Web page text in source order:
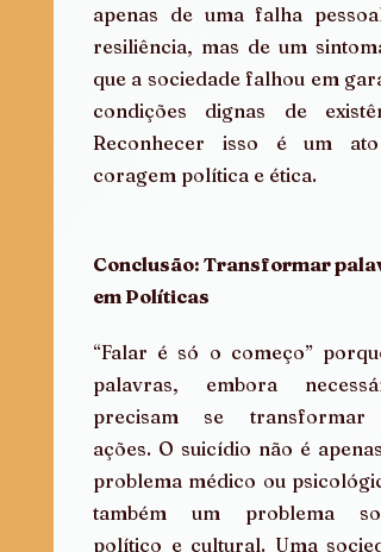
apenas de uma falha
resiliência, mas de um
que a sociedade falhou em
condições dignas de
Reconhecer isso é um ato
coragem política e ética.
Conclusão: Transformar
em Políticas
“Falar é só o começo”
palavras, embora
precisam se transformar
ações. O suicídio não é apenas
problema médico ou
também um problema
político e cultural. Uma